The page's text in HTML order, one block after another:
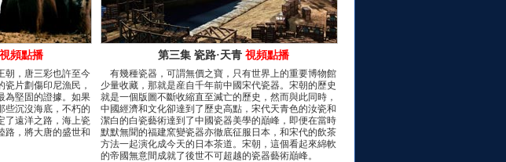
視頻點播
朝，唐三彩也許至今
片劃傷印尼漁民，
為堅固的證據。如果
些沉沒海底，不朽的
了遠洋之路，海上瓷
路，將大唐的盛世和
第三集 瓷路·天青視頻點播
有幾種瓷器，可謂無價之寶，只有世界上的重要博物館
少量收藏，那就是産自千年前中國宋代瓷器。宋朝的歷史
就是一個版圖不斷收縮直至滅亡的歷史，然而與此同時，
中國經濟和文化卻達到了歷史高點，宋代天青色的汝瓷和
潔白的白瓷藝術達到了中國瓷器美學的巔峰，即便在當時
默默無聞的福建窯變瓷器亦徹底征服日本，和宋代的飲茶
方法一起演化成今天的日本茶道。宋朝，這個看起來綿軟
的帝國無意間成就了後世不可超越的瓷器藝術巔峰。